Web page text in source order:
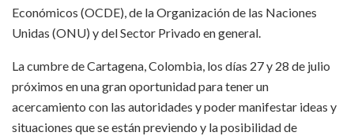
Económicos (OCDE), de la Organización de las Naciones
Unidas (ONU) y del Sector Privado en general.
La cumbre de Cartagena, Colombia, los días 27 y 28 de julio
próximos en una gran oportunidad para tener un
acercamiento con las autoridades y poder manifestar ideas y
situaciones que se están previendo y la posibilidad de